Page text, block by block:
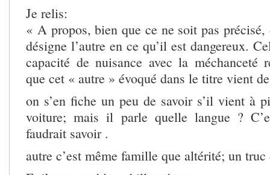
Je relis:
« A propos, bien que ce ne soit pas précisé,
désigne l’autre en ce qu’il est dangereux.
capacité de nuisance avec la méchanceté
que cet « autre » évoqué dans le titre vient
on s’en fiche un peu de savoir s’il vient à
voiture; mais il parle quelle langue ?
faudrait savoir .
autre c’est même famille que altérité; un